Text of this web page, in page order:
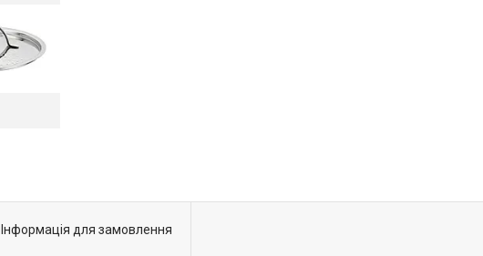
Інформація для замовлення